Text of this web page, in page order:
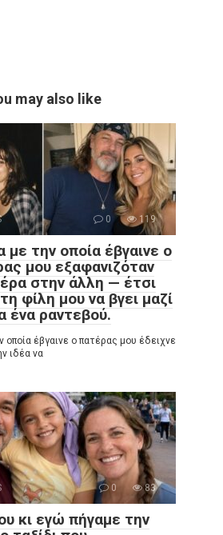
may also like
0 119
με την οποία έβγαινε ο
μου εξαφανιζόταν
στην άλλη — έτσι
φίλη μου να βγει μαζί
ένα ραντεβού.
οποία έβγαινε ο πατέρας μου έδειχνε
ιδέα να
0 83
κι εγώ πήγαμε την